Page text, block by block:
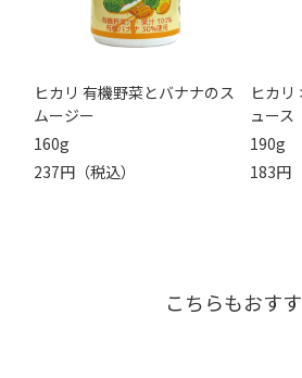
ヒカリ 有機野菜とバナナのス
ムージー
160g
237円（税込）
ヒカリ
ュース
190g
183円
こちらもおす